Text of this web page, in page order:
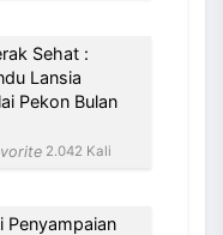
Sehat :
Lansia
Pekon Bulan
2.042 Kali
Penyampaian